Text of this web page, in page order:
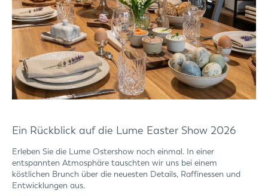
Ein Rückblick auf die Lume Easter Show 2026
Erleben Sie die Lume Ostershow noch einmal. In einer
entspannten Atmosphäre tauschten wir uns bei einem
köstlichen Brunch über die neuesten Details, Raffinessen und
Entwicklungen aus.